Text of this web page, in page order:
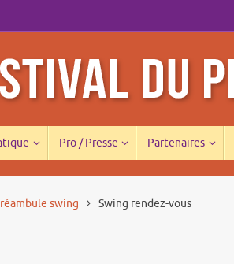
Pro / Presse Partenaires
swing Swing rendez-vous